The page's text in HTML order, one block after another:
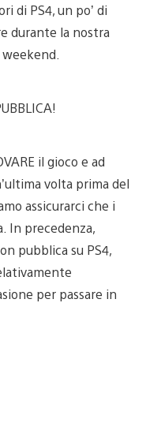
di PS4, un po’ di
durante la nostra
il gioco e ad
volta prima del
assicurarci che i
In precedenza,
pubblica su PS4,
per passare in